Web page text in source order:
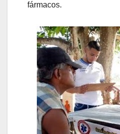
fármacos.